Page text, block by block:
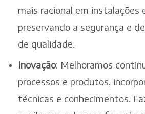
mais racional em instalações
preservando a segurança e
de qualidade.
Inovação: Melhoramos
processos e produtos,
técnicas e conhecimentos.